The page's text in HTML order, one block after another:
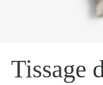
Tissage